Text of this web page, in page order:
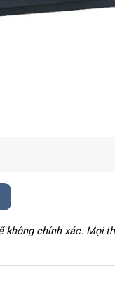
không chính xác. Mọi